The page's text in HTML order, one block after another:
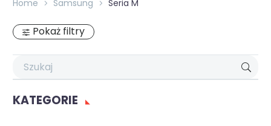
Home Samsung Seria M
Pokaż filtry
KATEGORIE